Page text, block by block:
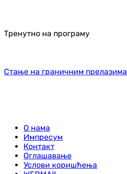
Тренутно на програму
Стање на граничним прелазима
О нама
Импресум
Контакт
Оглашавање
Услови коришћења